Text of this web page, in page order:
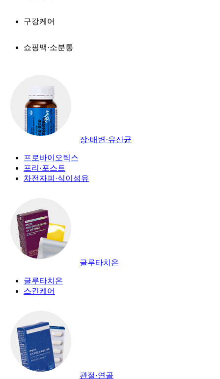
구강케어
쇼핑백·소분통
장·배변·유산균
프로바이오틱스
프리·포스트
차전자피·식이섬유
글루타치온
글루타치온
스킨케어
관절·연골